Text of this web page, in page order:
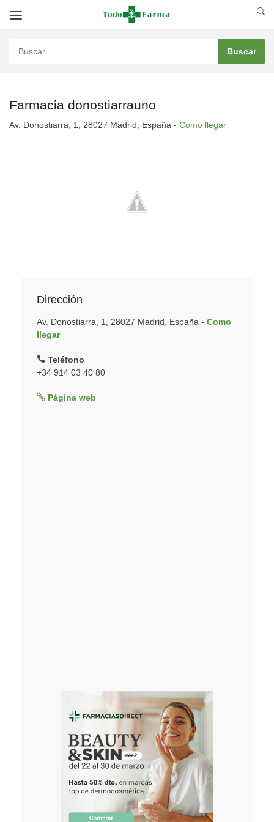
Farmacia donostiarrauno
Av. Donostiarra, 1, 28027 Madrid, España - Como llegar
Dirección
Av. Donostiarra, 1, 28027 Madrid, España - Como
llegar
Teléfono
+34 914 03 40 80
Página web